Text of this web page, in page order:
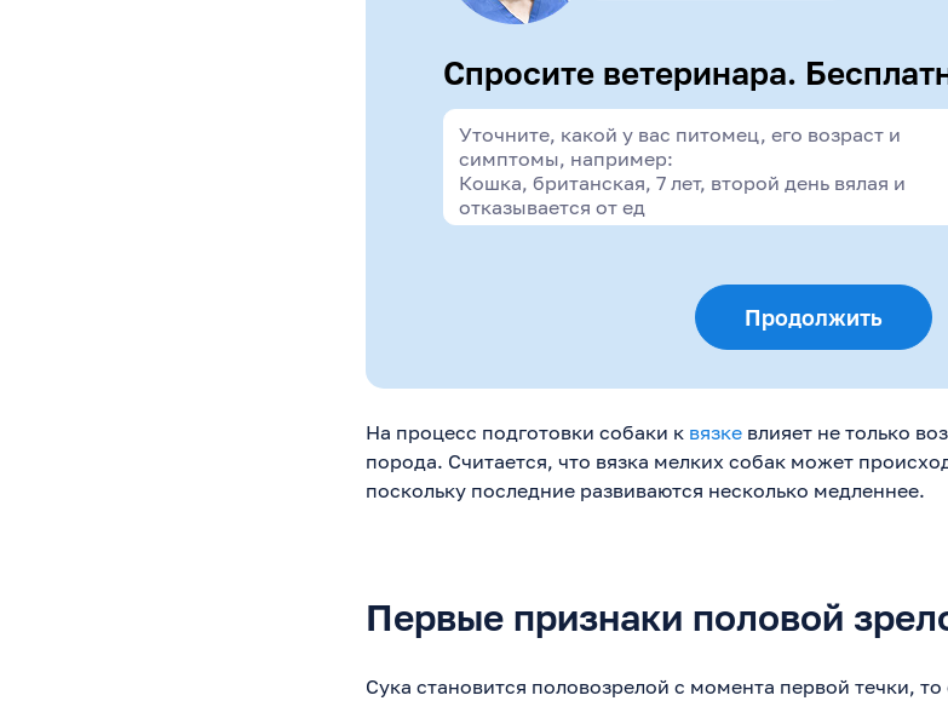
Спросите ветеринара.
Продолжить
На процесс подготовки собаки к вязке влияет не только
порода. Считается, что вязка мелких собак может
поскольку последние развиваются несколько медленнее.
Первые признаки половой
Сука становится половозрелой с момента первой течки,